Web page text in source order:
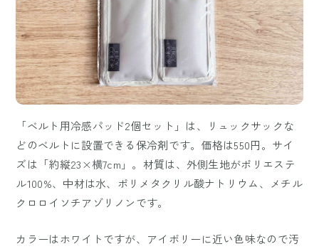
「ベルト用冷感パッド2個セット」は、リュックサックな
どのベルトに設置できる保冷剤です。価格は550円。サイ
ズは「約縦23×横7cm」。材質は、外側生地がポリエステ
ル100%、中材は水、ポリメタクリル酸ナトリウム、メチル
クロロイソチアゾリノンです。
カラーはホワイトですが、アイボリーに近い色味なので汚